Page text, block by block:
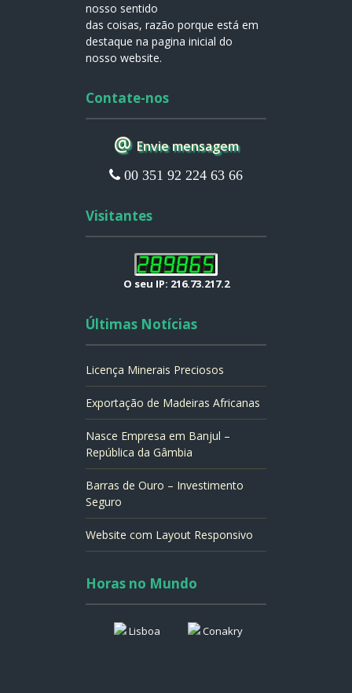
nosso sentido
das coisas, razão porque está em
destaque na pagina inicial do
nosso website.
Contate-nos
@ Envie mensagem
00 351 92 224 63 66
Visitantes
O seu IP: 216.73.217.2
Últimas Notícias
Licença Minerais Preciosos
Exportação de Madeiras Africanas
Nasce Empresa em Banjul –
República da Gâmbia
Barras de Ouro – Investimento
Seguro
Website com Layout Responsivo
Horas no Mundo
Lisboa Conakry